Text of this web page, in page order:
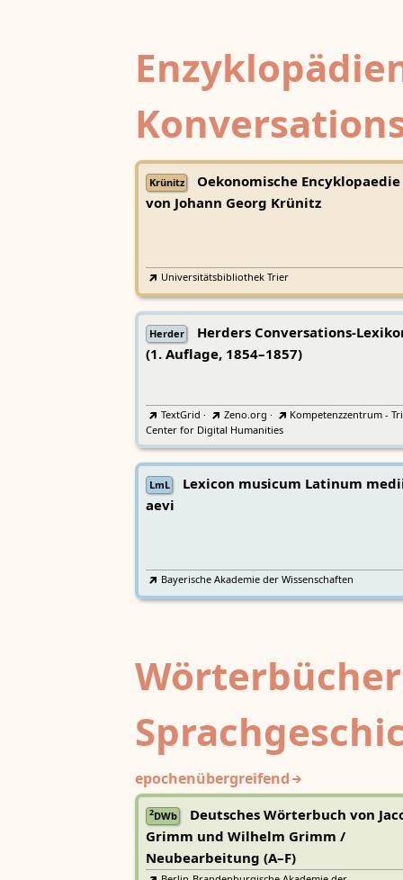
Krünitz
Oekonomische Encyklopaedie
von Johann Georg Krünitz
Universitätsbibliothek Trier
Herder
Herders Conversations-
(1. Auflage, 1854–1857)
TextGrid · Zeno.org ·
Kompetenzzentrum -
Center for Digital Humanities
LmL
Lexicon musicum Latinum
aevi
Bayerische Akademie der Wissenschaften
epochenübergreifend
2DWb
Deutsches Wörterbuch von
Grimm und Wilhelm Grimm /
Neubearbeitung (A–F)